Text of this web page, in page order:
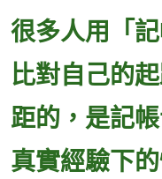
很多人用「
比對自己的
距的，是記
真實經驗下